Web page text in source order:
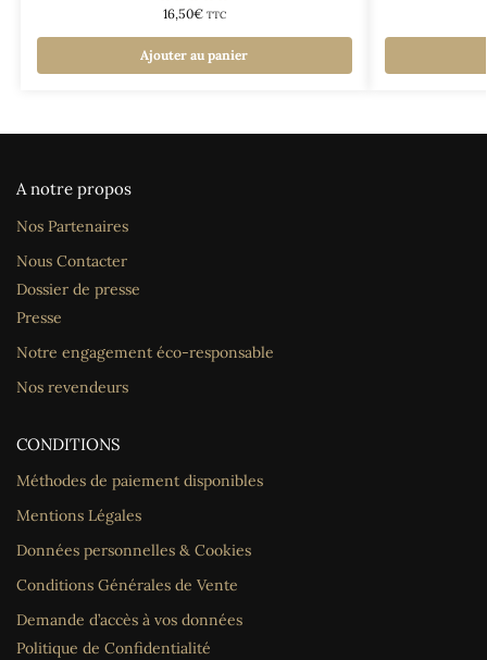
16,50€ TTC
Ajouter au panier
A notre propos
Nos Partenaires
Nous Contacter
Dossier de presse
Presse
Notre engagement éco-responsable
Nos revendeurs
CONDITIONS
Méthodes de paiement disponibles
Mentions Légales
Données personnelles & Cookies
Conditions Générales de Vente
Demande d’accès à vos données
Politique de Confidentialité